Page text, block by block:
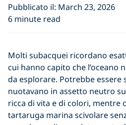
Pubblicato il: March 23, 2026
6 minute read
Molti subacquei ricordano
cui hanno capito che l’oceano
da esplorare. Potrebbe essere
nuotavano in assetto neutro
ricca di vita e di colori, mentre
tartaruga marina scivolare